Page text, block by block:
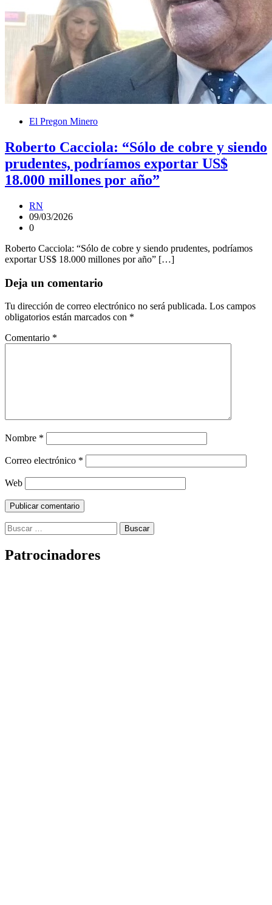
El Pregon Minero
Roberto Cacciola: “Sólo de cobre y siendo
prudentes, podríamos exportar US$
18.000 millones por año”
RN
09/03/2026
0
Roberto Cacciola: “Sólo de cobre y siendo prudentes, podríamos
exportar US$ 18.000 millones por año” […]
Deja un comentario
Tu dirección de correo electrónico no será publicada. Los campos
obligatorios están marcados con *
Comentario *
Nombre *
Correo electrónico *
Web
Buscar:
Patrocinadores